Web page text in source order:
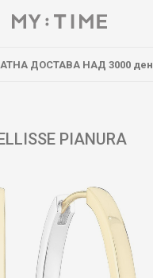
ДОСТАВА НАД 3000 ден
PIANURA